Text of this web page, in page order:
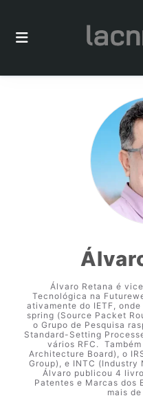
Álvaro Retana é
Tecnológica na
ativamente do IETF,
spring (Source Packet
o Grupo de Pesquisa
Standard-Setting
vários RFC.
Architecture Board), o
Group), e INTC
Álvaro publicou 4
Patentes e Marcas dos
mais